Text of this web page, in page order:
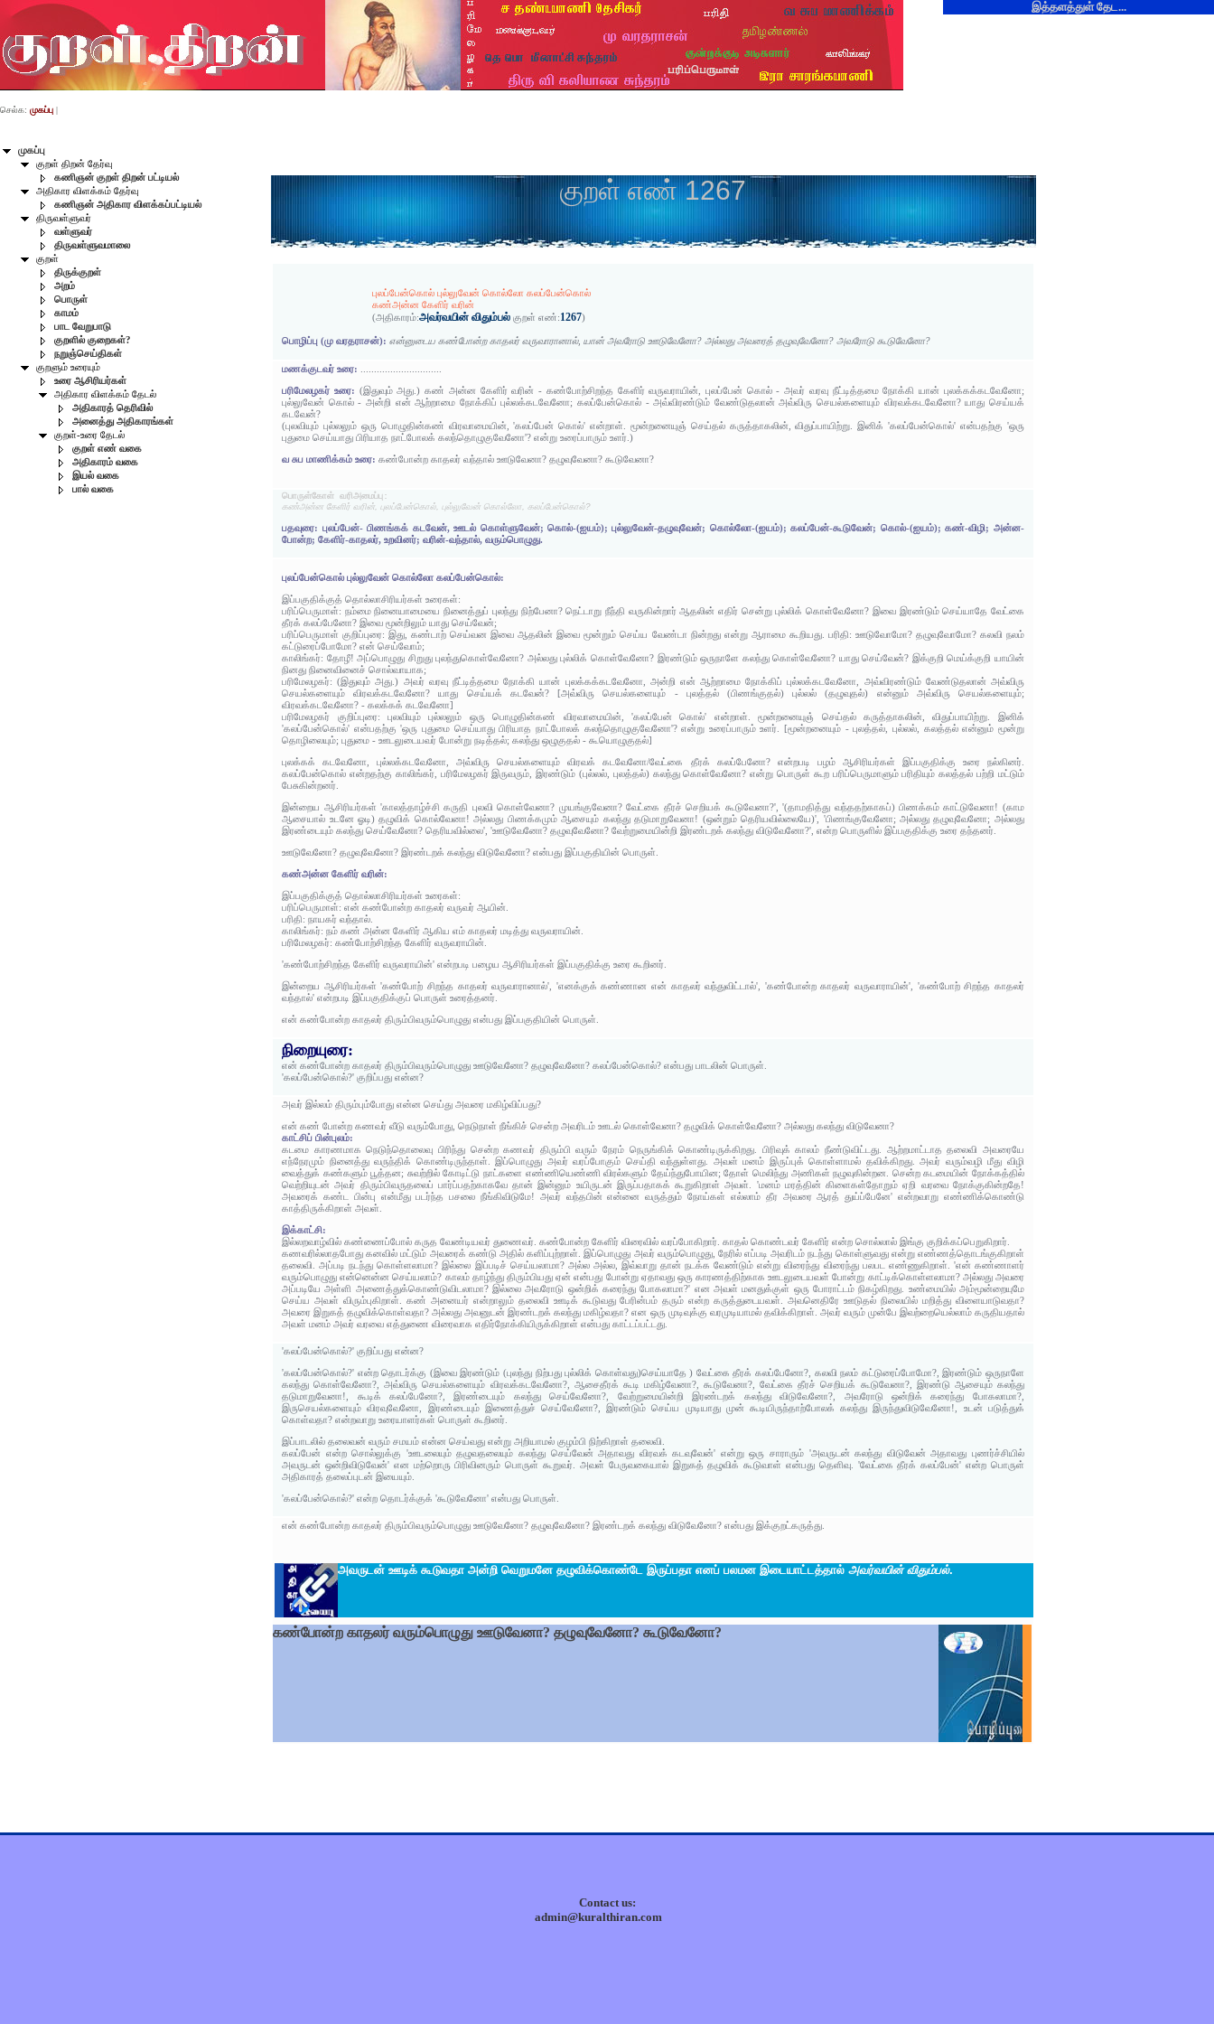
இத்தளத்துள் தேட...
முகப்பு
குறள் திறன் தேர்வு
கணிஞன் குறள் திறன் பட்டியல்
அதிகார விளக்கம் தேர்வு
கணிஞன் அதிகார விளக்கப்பட்டியல்
திருவள்ளுவர்
வள்ளுவர்
திருவள்ளுவமாலை
குறள்
திருக்குறள்
அறம்
பொருள்
காமம்
பாட வேறுபாடு
குறளில் குறைகள்?
நறுஞ்செய்திகள்
குறளும் உரையும்
உரை ஆசிரியர்கள்
அதிகார விளக்கம் தேடல்
அதிகாரத் தெரிவில்
அனைத்து அதிகாரங்கள்
குறள்-உரை தேடல்
குறள் எண் வகை
அதிகாரம் வகை
இயல் வகை
பால் வகை
செல்க: முகப்பு |
குறள் எண் 1267
புலப்பேன்கொல் புல்லுவேன் கொல்லோ கலப்பேன்கொல்
கண்அன்ன கேளிர் வரின்
(அதிகாரம்:அவர்வயின் விதும்பல் குறள் எண்:1267)
பொழிப்பு (மு வரதராசன்): என்னுடைய கண்போன்ற காதலர் வருவாரானால், யான் அவரோடு ஊடுவேனோ? அல்லது அவரைத் தழுவுவேனோ? அவரோடு கூடுவேனோ?
மணக்குடவர் உரை:
பரிமேலழகர் உரை: (இதுவும் அது.) கண் அன்ன கேளிர் வரின் - கண்போற்சிறந்த கேளிர் வருவராயின், புலப்பேன் கொல் - அவர் வரவு நீட்டித்தமை நோக்கி யான் புலக்கக்கடவேனோ;
புல்லுவேன் கொல் - அன்றி என் ஆற்றாமை நோக்கிப் புல்லக்கடவேனோ; கலப்பேன்கொல் - அவ்விரண்டும் வேண்டுதலான் அவ்விரு செயல்களையும் விரவக்கடவேனோ? யாது செய்யக்
கடவேன்?
(புலவியும் புல்லலும் ஒரு பொழுதின்கண் விரவாமையின், 'கலப்பேன் கொல்' என்றாள். மூன்றனையுஞ் செய்தல் கருத்தாகலின், விதுப்பாயிற்று. இனிக் 'கலப்பேன்கொல்' என்பதற்கு 'ஒரு
புதுமை செய்யாது பிரியாத நாட்போலக் கலந்தொழுகுவேனோ'? என்று உரைப்பாரும் உளர்.)
வ சுப மாணிக்கம் உரை:கண்போன்ற காதலர் வந்தால் ஊடுவேனா? தழுவுவேனா? கூடுவேனா?
பொருள்கோள் வரிஅமைப்பு:
கண்அன்ன கேளிர் வரின், புலப்பேன்கொல், புல்லுவேன் கொல்லோ, கலப்பேன்கொல்?
பதவுரை: புலப்பேன்- பிணங்கக் கடவேன், ஊடல் கொள்ளுவேன்; கொல்-(ஐயம்); புல்லுவேன்-தழுவுவேன்; கொல்லோ-(ஐயம்); கலப்பேன்-கூடுவேன்; கொல்-(ஐயம்); கண்-விழி; அன்ன-
போன்ற; கேளிர்-காதலர், உறவினர்; வரின்-வந்தால், வரும்பொழுது.
புலப்பேன்கொல் புல்லுவேன் கொல்லோ கலப்பேன்கொல்:
இப்பகுதிக்குத் தொல்லாசிரியர்கள் உரைகள்:
பரிப்பெருமாள்: நம்மை நினையாமையை நினைத்துப் புலந்து நிற்பேனா? நெட்டாறு நீந்தி வருகின்றார் ஆதலின் எதிர் சென்று புல்லிக் கொள்வேனோ? இவை இரண்டும் செய்யாதே வேட்கை
தீரக் கலப்பேனோ? இவை மூன்றிலும் யாது செய்வேன்;
பரிப்பெருமாள் குறிப்புரை: இது, கண்டாற் செய்வன இவை ஆதலின் இவை மூன்றும் செய்ய வேண்டா நின்றது என்று ஆராமை கூறியது. பரிதி: ஊடுவோமோ? தழுவுவோமோ? கலவி நலம்
கட்டுரைப்போமோ? என் செய்வோம்;
காலிங்கர்: தோழீ! அப்பொழுது சிறுது புலந்துகொள்வேனோ? அல்லது புல்லிக் கொள்வேனோ? இரண்டும் ஒருநாளே கலந்து கொள்வேனோ? யாது செய்வேன்? இக்குறி மெய்க்குறி யாயின்
நினது நினைவினைச் சொல்வாயாக;
பரிமேலழகர்: (இதுவும் அது.) அவர் வரவு நீட்டித்தமை நோக்கி யான் புலக்கக்கடவேனோ, அன்றி என் ஆற்றாமை நோக்கிப் புல்லக்கடவேனோ, அவ்விரண்டும் வேண்டுதலான் அவ்விரு
செயல்களையும் விரவக்கடவேனோ? யாது செய்யக் கடவேன்? [அவ்விரு செயல்களையும் - புலத்தல் (பிணங்குதல்) புல்லல் (தழுவுதல்) என்னும் அவ்விரு செயல்களையும்;
விரவக்கடவேனோ? - கலக்கக் கடவேனோ]
பரிமேலழகர் குறிப்புரை: புலவியும் புல்லலும் ஒரு பொழுதின்கண் விரவாமையின், 'கலப்பேன் கொல்' என்றாள். மூன்றனையுஞ் செய்தல் கருத்தாகலின், விதுப்பாயிற்று. இனிக்
'கலப்பேன்கொல்' என்பதற்கு 'ஒரு புதுமை செய்யாது பிரியாத நாட்போலக் கலந்தொழுகுவேனோ'? என்று உரைப்பாரும் உளர். [மூன்றனையும் - புலத்தல், புல்லல், கலத்தல் என்னும் மூன்று
தொழிலையும்; புதுமை - ஊடலுடையவர் போன்று நடித்தல்; கலந்து ஒழுகுதல் - கூயொழுகுதல்]
புலக்கக் கடவேனோ, புல்லக்கடவேனோ, அவ்விரு செயல்களையும் விரவக் கடவேனோ/வேட்கை தீரக் கலப்பேனோ? என்றபடி பழம் ஆசிரியர்கள் இப்பகுதிக்கு உரை நல்கினர்.
கலப்பேன்கொல் என்றதற்கு காலிங்கர், பரிமேலழகர் இருவரும், இரண்டும் (புல்லல், புலத்தல்) கலந்து கொள்வேனோ? என்று பொருள் கூற பரிப்பெருமாளும் பரிதியும் கலத்தல் பற்றி மட்டும்
பேசுகின்றனர்.
இன்றைய ஆசிரியர்கள் 'காலத்தாழ்ச்சி கருதி புலவி கொள்வேனா? முயங்குவேனா? வேட்கை தீரச் செறியக் கூடுவேனா?', '(தாமதித்து வந்ததற்காகப்) பிணக்கம் காட்டுவேனா! (காம
ஆசையால் உடனே ஓடி) தழுவிக் கொல்வேனா! அல்லது பிணக்கமும் ஆசையும் கலந்து தடுமாறுவேனா! (ஒன்றும் தெரியவில்லையே)', 'பிணங்குவேனோ; அல்லது தழுவுவேனோ; அல்லது
இரண்டையும் கலந்து செய்வேனோ? தெரியவில்லை', 'ஊடுவேனோ? தழுவுவேனோ? வேற்றுமையின்றி இரண்டறக் கலந்து விடுவேனோ?', என்ற பொருளில் இப்பகுதிக்கு உரை தந்தனர்.
ஊடுவேனோ? தழுவுவேனோ? இரண்டறக் கலந்து விடுவேனோ? என்பது இப்பகுதியின் பொருள்.
கண்அன்ன கேளிர் வரின்:
இப்பகுதிக்குத் தொல்லாசிரியர்கள் உரைகள்:
பரிப்பெருமாள்: என் கண்போன்ற காதலர் வருவர் ஆயின்.
பரிதி: நாயகர் வந்தால்.
காலிங்கர்: நம் கண் அன்ன கேளிர் ஆகிய எம் காதலர் மடித்து வருவராயின்.
பரிமேலழகர்: கண்போற்சிறந்த கேளிர் வருவராயின்.
'கண்போற்சிறந்த கேளிர் வருவராயின்' என்றபடி பழைய ஆசிரியர்கள் இப்பகுதிக்கு உரை கூறினர்.
இன்றைய ஆசிரியர்கள் 'கண்போற் சிறந்த காதலர் வருவாரானால்', 'எனக்குக் கண்ணான என் காதலர் வந்துவிட்டால்', 'கண்போன்ற காதலர் வருவாராயின்', 'கண்போற் சிறந்த காதலர்
வந்தால்' என்றபடி இப்பகுதிக்குப் பொருள் உரைத்தனர்.
என் கண்போன்ற காதலர் திரும்பிவரும்பொழுது என்பது இப்பகுதியின் பொருள்.
நிறையுரை:
என் கண்போன்ற காதலர் திரும்பிவரும்பொழுது ஊடுவேனோ? தழுவுவேனோ? கலப்பேன்கொல்? என்பது பாடலின் பொருள்.
'கலப்பேன்கொல்?' குறிப்பது என்ன?
அவர் இல்லம் திரும்பும்போது என்ன செய்து அவரை மகிழ்விப்பது?
என் கண் போன்ற கணவர் வீடு வரும்போது, நெடுநாள் நீங்கிச் சென்ற அவரிடம் ஊடல் கொள்வேனா? தழுவிக் கொள்வேனோ? அல்லது கலந்து விடுவேனா?
காட்சிப் பின்புலம்:
கடமை காரணமாக நெடுந்தொலைவு பிரிந்து சென்ற கணவர் திரும்பி வரும் நேரம் நெருங்கிக் கொண்டிருக்கிறது. பிரிவுக் காலம் நீண்டுவிட்டது. ஆற்றமாட்டாத தலைவி அவரையே
எந்நேரமும் நினைத்து வருந்திக் கொண்டிருந்தாள். இப்பொழுது அவர் வரப்போகும் செய்தி வந்துள்ளது. அவள் மனம் இருப்புக் கொள்ளாமல் தவிக்கிறது. அவர் வரும்வழி மீது விழி
வைத்துக் கண்களும் பூத்தன; சுவற்றில் கோடிட்டு நாட்களை எண்ணியெண்ணி விரல்களும் தேய்ந்துபோயின; தோள் மெலிந்து அணிகள் நழுவுகின்றன. சென்ற கடமையின் நோக்கத்தில்
வெற்றியுடன் அவர் திரும்பிவருதலைப் பார்ப்பதற்காகவே தான் இன்னும் உயிருடன் இருப்பதாகக் கூறுகிறாள் அவள். 'மனம் மரத்தின் கிளைகள்தோறும் ஏறி வரவை நோக்குகின்றதே!
அவரைக் கண்ட பின்பு என்மீது படர்ந்த பசலை நீங்கிவிடுமே! அவர் வந்தபின் என்னை வருத்தும் நோய்கள் எல்லாம் தீர அவரை ஆரத் துய்ப்பேனே' என்றவாறு எண்ணிக்கொண்டு
காத்திருக்கிறாள் அவள்.
இக்காட்சி:
இல்லறவாழ்வில் கண்ணைப்போல் கருத வேண்டியவர் துணைவர். கண்போன்ற கேளிர் விரைவில் வரப்போகிறார். காதல் கொண்டவர் கேளிர் என்ற சொல்லால் இங்கு குறிக்கப்பெறுகிறார்.
கணவரில்லாதபோது கனவில் மட்டும் அவரைக் கண்டு அதில் களிப்புற்றாள். இப்பொழுது அவர் வரும்பொழுது, நேரில் எப்படி அவரிடம் நடந்து கொள்ளுவது என்று எண்ணத்தொடங்குகிறாள்
தலைவி. அப்படி நடந்து கொள்ளலாமா? இல்லை இப்படிச் செய்யலாமா? அல்ல அல்ல, இவ்வாறு தான் நடக்க வேண்டும் என்று விரைந்து விரைந்து பலபட எண்ணுகிறாள். 'என் கண்ணாளர்
வரும்பொழுது என்னென்ன செய்யலாம்? காலம் தாழ்ந்து திரும்பியது ஏன் என்பது போன்று ஏதாவது ஒரு காரணத்திற்காக ஊடலுடையவள் போன்று காட்டிக்கொள்ளலாமா? அல்லது அவரை
அப்படியே அள்ளி அணைத்துக்கொண்டுவிடலாமா? இல்லை அவரோடு ஒன்றிக் கரைந்து போகலாமா?' என அவள் மனதுக்குள் ஒரு போராட்டம் நிகழ்கிறது. உண்மையில் அம்மூன்றையுமே
செய்ய அவள் விரும்புகிறாள். கண் அனையர் என்றாலும் தலைவி ஊடிக் கூடுவது பேரின்பம் தரும் என்ற கருத்துடையவள். அவனெதிரே ஊடுதல் நிலையில் மறித்து விளையாடுவதா?
அவரை இறுகத் தழுவிக்கொள்வதா? அல்லது அவனுடன் இரண்டறக் கலந்து மகிழ்வதா? என ஒரு முடிவுக்கு வரமுடியாமல் தவிக்கிறாள். அவர் வரும் முன்பே இவற்றையெல்லாம் கருதியதால்
அவள் மனம் அவர் வரவை எத்துணை விரைவாக எதிர்நோக்கியிருக்கிறாள் என்பது காட்டப்பட்டது.
'கலப்பேன்கொல்?' குறிப்பது என்ன?
'கலப்பேன்கொல்?' என்ற தொடர்க்கு (இவை இரண்டும் (புலந்து நிற்பது புல்லிக் கொள்வது)செய்யாதே ) வேட்கை தீரக் கலப்பேனோ?, கலவி நலம் கட்டுரைப்போமோ?, இரண்டும் ஒருநாளே
கலந்து கொள்வேனோ?, அவ்விரு செயல்களையும் விரவக்கடவேனோ?, ஆசைதீரக் கூடி மகிழ்வேனா?, கூடுவேனா?, வேட்கை தீரச் செறியக் கூடுவேனா?, இரண்டு ஆசையும் கலந்து
தடுமாறுவேனா!, கூடிக் கலப்பேனோ?, இரண்டையும் கலந்து செய்வேனோ?, வேற்றுமையின்றி இரண்டறக் கலந்து விடுவேனோ?, அவரோடு ஒன்றிக் கரைந்து போகலாமா?,
இருசெயல்களையும் விரவுவேனோ, இரண்டையும் இணைத்துச் செய்வேனோ?, இரண்டும் செய்ய முடியாது முன் கூடியிருந்தாற்போலக் கலந்து இருந்துவிடுவேனோ!, உடன் படுத்துக்
கொள்வதா? என்றவாறு உரையாளர்கள் பொருள் கூறினர்.
இப்பாடலில் தலைவன் வரும் சமயம் என்ன செய்வது என்று அறியாமல் குழம்பி நிற்கிறாள் தலைவி.
கலப்பேன் என்ற சொல்லுக்கு 'ஊடலையும் தழுவதலையும் கலந்து செய்வேன் அதாவது விரவக் கடவுவேன்' என்று ஒரு சாராரும் 'அவருடன் கலந்து விடுவேன் அதாவது புணர்ச்சியில்
அவருடன் ஒன்றிவிடுவேன்' என மற்றொரு பிரிவினரும் பொருள் கூறுவர். அவள் பேருவகையால் இறுகத் தழுவிக் கூடுவாள் என்பது தெளிவு. 'வேட்கை தீரக் கலப்பேன்' என்ற பொருள்
அதிகாரத் தலைப்புடன் இயையும்.
'கலப்பேன்கொல்?' என்ற தொடர்க்குக் 'கூடுவேனோ' என்பது பொருள்.
என் கண்போன்ற காதலர் திரும்பிவரும்பொழுது ஊடுவேனோ? தழுவுவேனோ? இரண்டறக் கலந்து விடுவேனோ? என்பது இக்குறட்கருத்து.
அவருடன் ஊடிக் கூடுவதா அன்றி வெறுமனே தழுவிக்கொண்டே இருப்பதா எனப் பலமன இடையாட்டத்தால் அவர்வயின் விதும்பல்.
கண்போன்ற காதலர் வரும்பொழுது ஊடுவேனா? தழுவுவேனோ? கூடுவேனோ?
Contact us:
admin@kuralthiran.com